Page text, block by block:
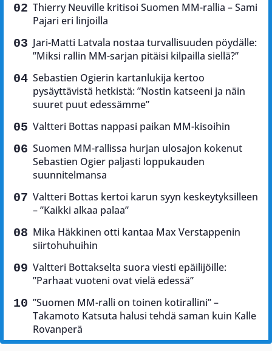
Thierry Neuville kritisoi Suomen MM-rallia – Sami
Pajari eri linjoilla
Jari-Matti Latvala nostaa turvallisuuden pöydälle:
”Miksi rallin MM-sarjan pitäisi kilpailla siellä?”
Sebastien Ogierin kartanlukija kertoo
pysäyttävistä hetkistä: ”Nostin katseeni ja näin
suuret puut edessämme”
Valtteri Bottas nappasi paikan MM-kisoihin
Suomen MM-rallissa hurjan ulosajon kokenut
Sebastien Ogier paljasti loppukauden
suunnitelmansa
Valtteri Bottas kertoi karun syyn keskeytyksilleen
– ”Kaikki alkaa palaa”
Mika Häkkinen otti kantaa Max Verstappenin
siirtohuhuihin
Valtteri Bottakselta suora viesti epäilijöille:
”Parhaat vuoteni ovat vielä edessä”
”Suomen MM-ralli on toinen kotirallini” –
Takamoto Katsuta halusi tehdä saman kuin Kalle
Rovanperä